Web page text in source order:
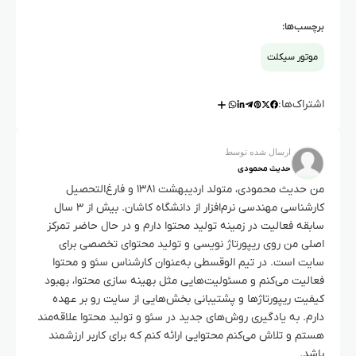
قدرت متعادل، هندلینگ مناسب و سواری نرم، گزینه‌های
پرقدرت سوزوکی هستند.
برچسب‌ها:
موتور سیکلت
اشتراک‌ها:
ارسال شده توسط
حدیث محمودی
من حدیث محمودی، متولد اردیبهشت ۱۳۸۱ و فارغ‌التحصیل
کارشناسی مهندسی نرم‌افزار از دانشگاه کاشان. بیش از ۳ سال
سابقه فعالیت در زمینه تولید محتوا دارم و در حال حاضر تمرکز
اصلی من روی ریپورتاژ نویسی و تولید محتوای تخصصی برای
سایت است. در تیم الوقسطی به‌عنوان کارشناس سئو و محتوا
فعالیت می‌کنم و مسئولیت‌هایی مثل بهینه سازی محتوا، بهبود
کیفیت ریپورتاژها و پشتیبانی بخش‌هایی از سایت رو بر عهده
دارم. به یادگیری روش‌های جدید در سئو و تولید محتوا علاقه‌مند
هستم و تلاش می‌کنم محتوایی ارائه کنم که برای کاربر ارزشمند